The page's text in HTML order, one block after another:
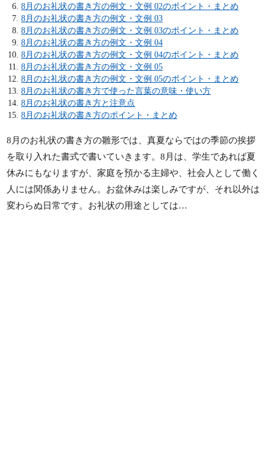
8月のお礼状の書き方の例文・文例 02のポイント・まとめ
8月のお礼状の書き方の例文・文例 03
8月のお礼状の書き方の例文・文例 03のポイント・まとめ
8月のお礼状の書き方の例文・文例 04
8月のお礼状の書き方の例文・文例 04のポイント・まとめ
8月のお礼状の書き方の例文・文例 05
8月のお礼状の書き方の例文・文例 05のポイント・まとめ
8月のお礼状の書き方で使った言葉の意味・使い方
8月のお礼状の書き方と注意点
8月のお礼状の書き方のポイント・まとめ
8月のお礼状の書き方の雛形では、真夏ならではの季節の挨拶
を取り入れた書式で書いていきます。8月は、学生であれば夏
休みにもなりますが、家庭を預かる主婦や、社会人として働く
人には関係ありません。お盆休みは楽しみですが、それ以外は
変わらぬ日常です。お礼状の用途としては…